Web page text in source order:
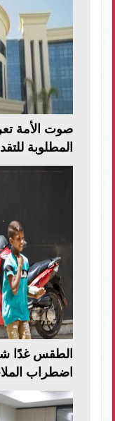
صوت الأمة
المطلوبة
الطقس غدًا
اضطراب